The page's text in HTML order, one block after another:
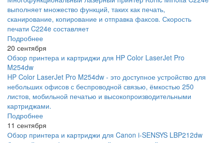
выполняет множество функций, таких как печать,
сканирование, копирование и отправка факсов. Скорость
печати C224e составляет
Подробнее
20 сентября
Обзор принтера и картриджи для HP Color LaserJet Pro
M254dw
HP Color LaserJet Pro M254dw - это доступное устройство для
небольших офисов с беспроводной связью, ёмкостью 250
листов, мобильной печатью и высокопроизводительными
картриджами.
Подробнее
11 сентября
Обзор принтера и картриджи для Canon i-SENSYS LBP212dw